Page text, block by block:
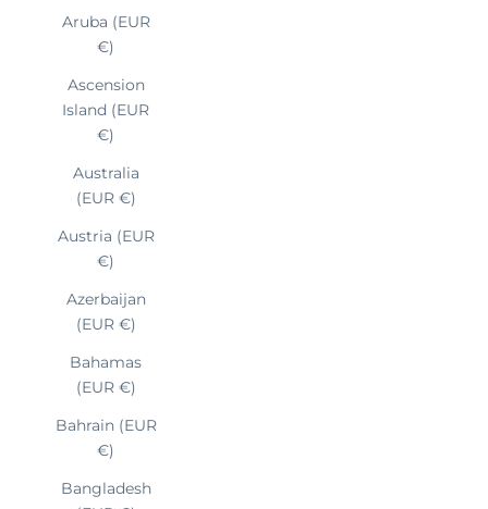
Aruba (EUR
€)
Ascension
Island (EUR
€)
Australia
(EUR €)
Austria (EUR
€)
Azerbaijan
(EUR €)
Bahamas
(EUR €)
Bahrain (EUR
€)
Bangladesh